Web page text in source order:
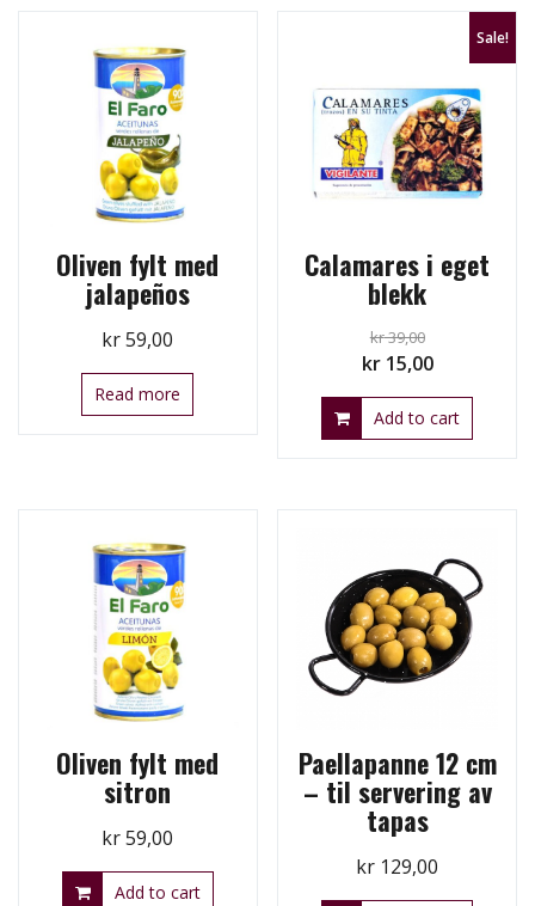
Oliven fylt med
jalapeños
kr59,00
Read more
Sale!
Calamares i eget
blekk
kr39,00
Original
price
was:
kr15,00Current
price
is:
Add to cart
Oliven fylt med
sitron
kr59,00
Add to cart
Paellapanne 12 cm
– til servering av
tapas
kr 129,00